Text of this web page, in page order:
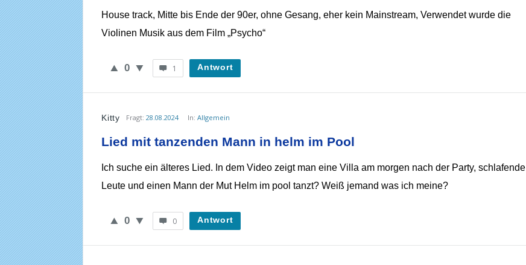
WieheisstdasLied.de
Fragen
House track, Mitte bis Ende der 90er, ohne Gesang, eher kein Mainstream, Verwendet wurde die
Violinen Musik aus dem Film „Psycho“
0 1 Antwort
Kitty Fragt: 28.08.2024 In: Allgemein
Lied mit tanzenden Mann in helm im Pool
Ich suche ein älteres Lied. In dem Video zeigt man eine Villa am morgen nach der Party, schlafende
Leute und einen Mann der Mut Helm im pool tanzt? Weiß jemand was ich meine?
0 0 Antwort